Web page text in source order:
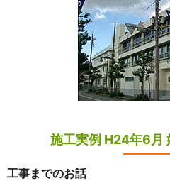
施工実例 H24年6月
工事までのお話